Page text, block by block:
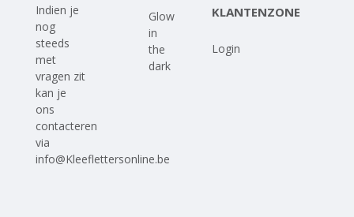
Indien je
nog
steeds
met
vragen zit
kan je
ons
contacteren
via
info@Kleeflettersonline.be
Glow
in
the
dark
KLANTENZONE
Login